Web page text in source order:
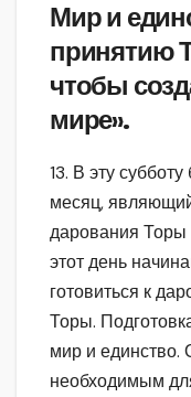
Мир и
принятию
чтобы
мире».
13. В эту
месяц,
дарования
этот день
готовиться к
Торы.
мир и единство.
необходимым